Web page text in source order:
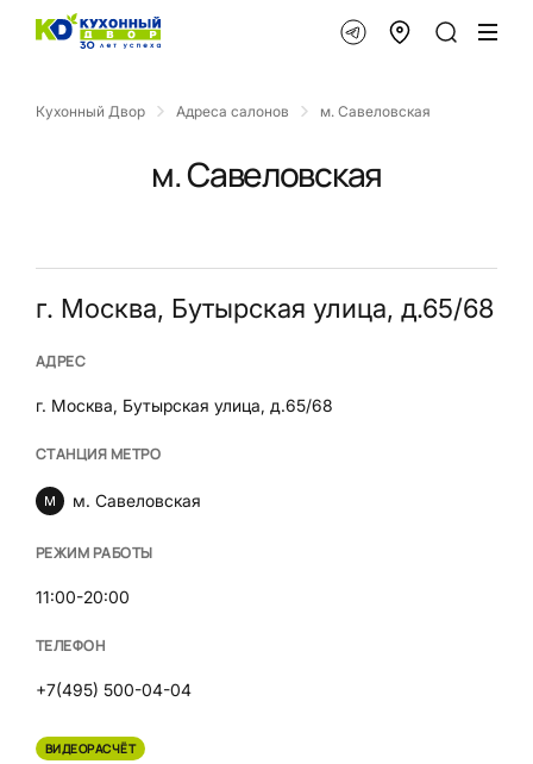
Кухонный Двор Адреса салонов м. Савеловская
м. Савеловская
г. Москва, Бутырская улица, д.65/68
АДРЕС
г. Москва, Бутырская улица, д.65/68
СТАНЦИЯ МЕТРО
м. Савеловская
РЕЖИМ РАБОТЫ
11:00-20:00
ТЕЛЕФОН
+7(495) 500-04-04
ВИДЕОРАСЧЁТ